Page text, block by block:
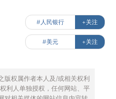
#人民银行 +关注
#美元 +关注
版权属作者本人及/或相关权利
利人单独授权，任何网站、平